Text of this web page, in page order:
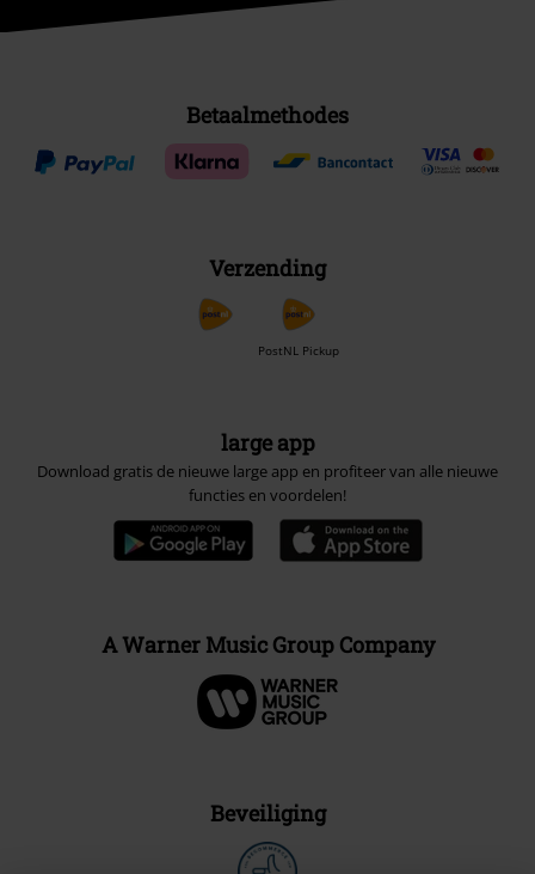
Betaalmethodes
Verzending
PostNL Pickup
large app
Download gratis de nieuwe large app en profiteer van alle nieuwe
functies en voordelen!
A Warner Music Group Company
Beveiliging